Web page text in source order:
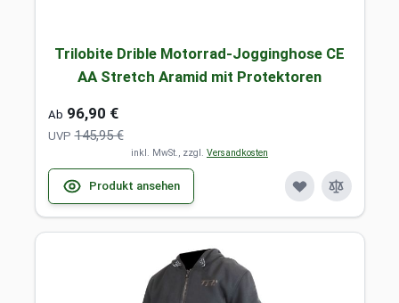
Trilobite Drible Motorrad-Jogginghose CE
AA Stretch Aramid mit Protektoren
Ab 96,90 €
UVP 145,95 €
inkl. MwSt., zzgl. Versandkosten
Produkt ansehen